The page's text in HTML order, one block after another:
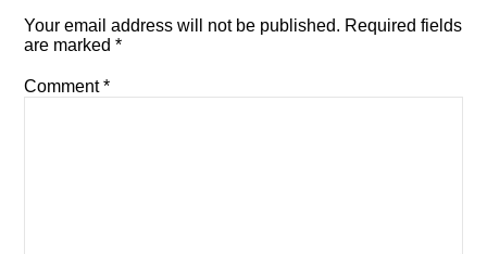
Your email address will not be published. Required fields
are marked*
Comment*